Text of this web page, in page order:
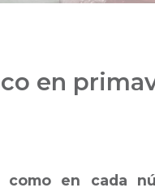
en
como en cada